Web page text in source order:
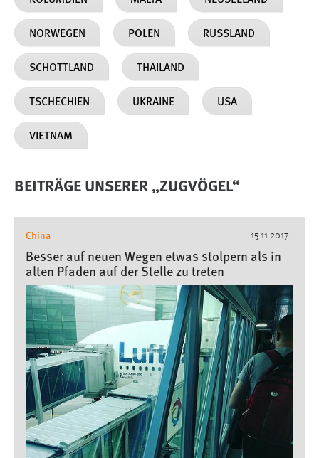
NORWEGEN POLEN RUSSLAND
SCHOTTLAND THAILAND
TSCHECHIEN UKRAINE USA
VIETNAM
BEITRÄGE UNSERER „ZUGVÖGEL“
15.11.2017
China
Besser auf neuen Wegen etwas stolpern als in
alten Pfaden auf der Stelle zu treten
1 Jahr
Performance
Name:
staticfilecache
Zweck:
Für performante Seitenauslieferung wird in diesem Cookie
Sprachpräferenz
Zweck:
Cookie Laufzeit:
30 Tage
Chat
Name:
MibewSessionID, MIBEW_UserID, mibew_locale, mibew-
chat-frame-style-5e9dbeb1811c0446
Zweck: